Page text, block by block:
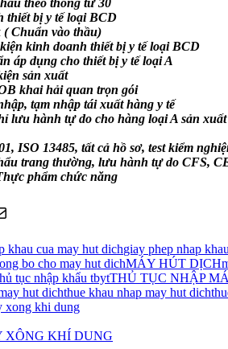
thiết bị y tế loại BCD
Chuẩn vào thầu)
kinh doanh thiết bị y tế loại BCD
áp dụng cho thiết bị y tế loại A
sản xuất
khai hải quan trọn gói
tạm nhập tái xuất hàng y tế
lưu hành tự do cho hàng loại A sản
ISO 13485, tất cả hồ sơ, test kiểm
trang thường, lưu hành tự do CFS,
phẩm chức năng
via Email
khau cua may hut dichgiay phep nhap
bo cho may hut dichMÁY HÚT DỊCH
tục nhập khẩu tbytTHỦ TỤC NHẬP
hut dichthue khau nhap may hut dich
XÔNG KHÍ DUNG